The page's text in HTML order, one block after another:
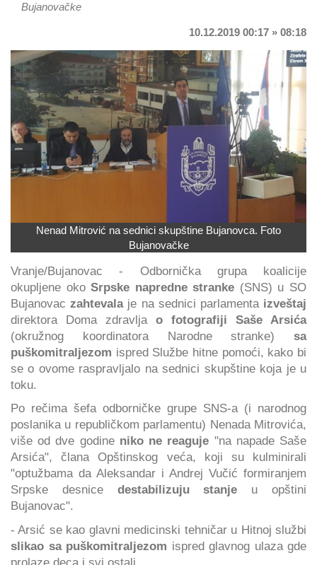
Bujanovačke
10.12.2019 00:17 » 08:18
Nenad Mitrović na sednici skupštine Bujanovca. Foto
Bujanovačke
Vranje/Bujanovac - Odbornička grupa koalicije
okupljene okoSrpske napredne stranke (SNS) u SO
Bujanovac zahtevalaje na sednici parlamenta izveštaj
direktora Doma zdravlja o fotografiji Saše Arsića
(okružnog koordinatora Narodne stranke) sa
puškomitraljezom ispred Službe hitne pomoći, kako bi
se o ovome raspravljalo na sednici skupštine koja je u
toku.
Po rečima šefa odborničke grupe SNS-a (i narodnog
poslanika u republičkom parlamentu) Nenada Mitrovića,
više od dve godine niko ne reaguje "na napade Saše
Arsića", člana Opštinskog veća, koji su kulminirali
"optužbama da Aleksandar i Andrej Vučić formiranjem
Srpske desnice destabilizuju stanje u opštini
Bujanovac".
- Arsić se kao glavni medicinski tehničar u Hitnoj službi
slikao sa puškomitraljezom ispred glavnog ulaza gde
prolaze deca i svi ostali.